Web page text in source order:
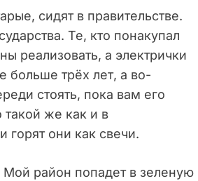
сидят в правительстве.
Те, кто понакупал
реализовать, а электрички
больше трёх лет, а во-
стоять, пока вам его
такой же как и в
горят они как свечи.
Мой район попадет в зеленую